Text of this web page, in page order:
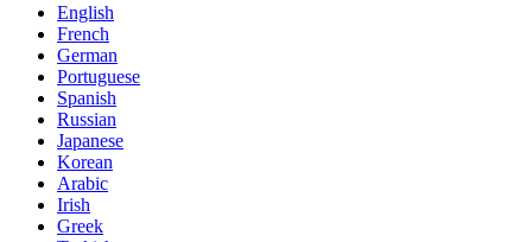
English
French
German
Portuguese
Spanish
Russian
Japanese
Korean
Arabic
Irish
Greek